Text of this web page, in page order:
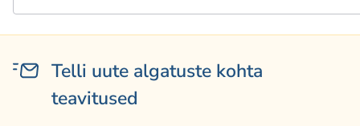
Telli uute algatuste kohta
teavitused